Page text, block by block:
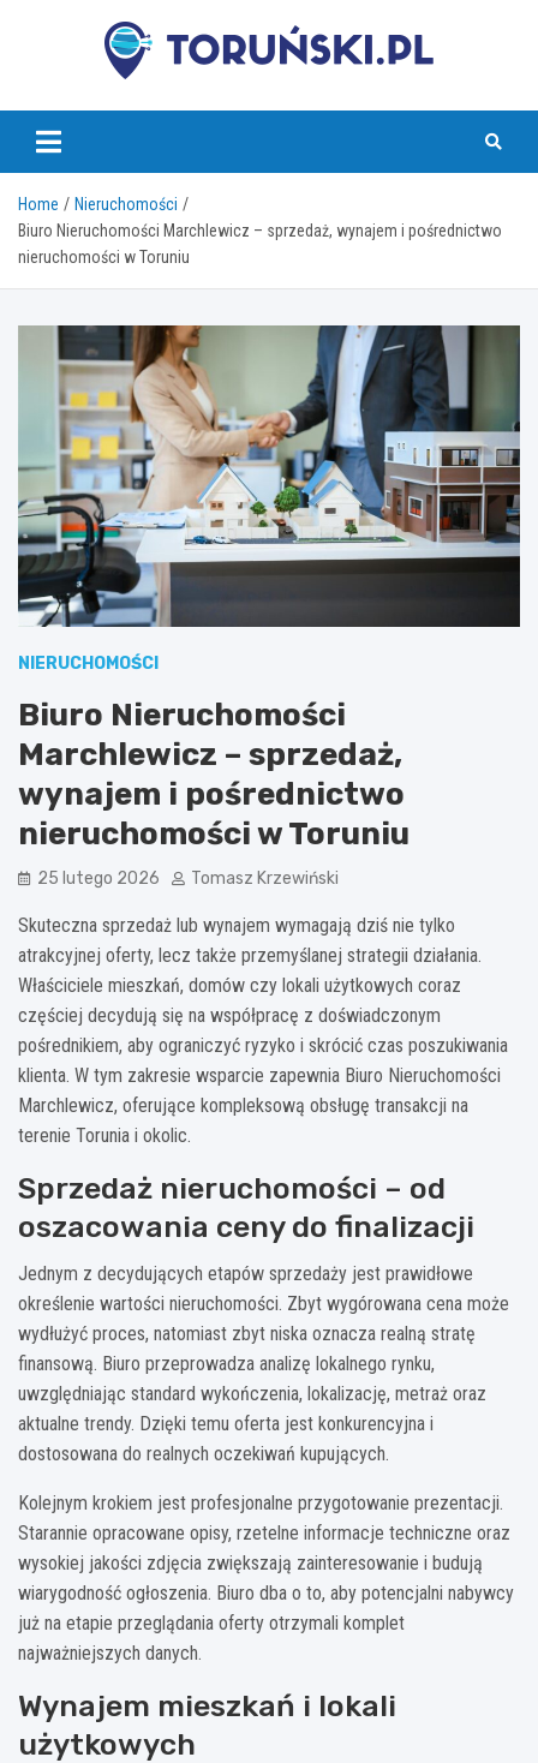
torunski.pl
Home
Nieruchomości
Biuro Nieruchomości Marchlewicz – sprzedaż, wynajem i pośrednictwo
nieruchomości w Toruniu
NIERUCHOMOŚCI
Biuro Nieruchomości
Marchlewicz – sprzedaż,
wynajem i pośrednictwo
nieruchomości w Toruniu
25 lutego 2026 Tomasz Krzewiński
Skuteczna sprzedaż lub wynajem wymagają dziś nie tylko
atrakcyjnej oferty, lecz także przemyślanej strategii działania.
Właściciele mieszkań, domów czy lokali użytkowych coraz
częściej decydują się na współpracę z doświadczonym
pośrednikiem, aby ograniczyć ryzyko i skrócić czas poszukiwania
klienta. W tym zakresie wsparcie zapewnia Biuro Nieruchomości
Marchlewicz, oferujące kompleksową obsługę transakcji na
terenie Torunia i okolic.
Sprzedaż nieruchomości – od
oszacowania ceny do finalizacji
Jednym z decydujących etapów sprzedaży jest prawidłowe
określenie wartości nieruchomości. Zbyt wygórowana cena może
wydłużyć proces, natomiast zbyt niska oznacza realną stratę
finansową. Biuro przeprowadza analizę lokalnego rynku,
uwzględniając standard wykończenia, lokalizację, metraż oraz
aktualne trendy. Dzięki temu oferta jest konkurencyjna i
dostosowana do realnych oczekiwań kupujących.
Kolejnym krokiem jest profesjonalne przygotowanie prezentacji.
Starannie opracowane opisy, rzetelne informacje techniczne oraz
wysokiej jakości zdjęcia zwiększają zainteresowanie i budują
wiarygodność ogłoszenia. Biuro dba o to, aby potencjalni nabywcy
już na etapie przeglądania oferty otrzymali komplet
najważniejszych danych.
Wynajem mieszkań i lokali
użytkowych